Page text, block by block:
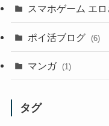
スマホゲーム エ
ポイ活ブログ (6)
マンガ (1)
タグ